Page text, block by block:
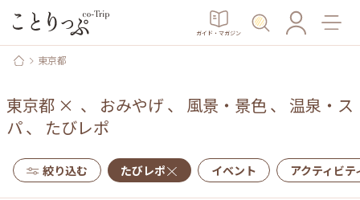
ガイド・マガジン
東京都
東京都 × 、 おみやげ 、 風景・景色、 温泉・ス
パ、 たびレポ
絞り込む たびレポ イベント アクティビテ